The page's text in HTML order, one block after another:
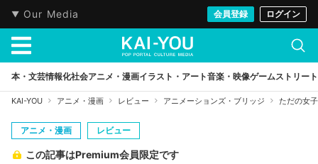
Our Media 会員登録 ログイン
本・文芸情報化社会アニメ・漫画イラスト・アート音楽・映像ゲームストリート
KAI-YOU アニメ・漫画 レビュー アニメーションズ・ブリッジ ただの女
アニメ・漫画 レビュー
この記事はPremium会員限定です